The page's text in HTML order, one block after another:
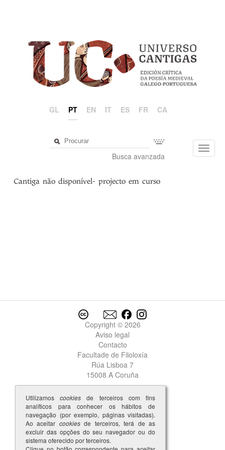
GL PT EN IT ES FR CA
Busca avanzada
Cantiga não disponível- projecto em curso
Copyright © 2026
Aviso legal
Contacto
Facultade de Filoloxía
Rúa Lisboa 7
15008 A Coruña
Utilizamoscookies de terceiros com fins
analíticos para conhecer os hábitos de
navegação (por exemplo, páginas visitadas).
Ao aceitar cookiesde terceiros, terá de as
excluir das opções do seu navegador ou do
sistema oferecido por terceiros.